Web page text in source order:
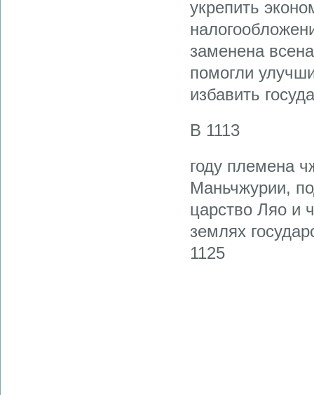
укрепить
заменена
помогли
избавить
В 1113
году племена
Маньчжурии,
царство Ляо и
землях
1125